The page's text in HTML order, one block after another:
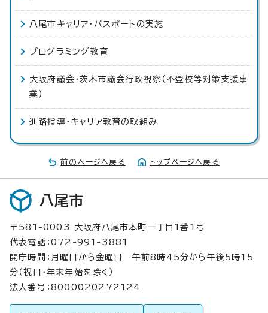
八尾市キャリア・パスポートの実施
プログラミング教育
大阪府議会・茨木市議会行政視察（不登校等対策支援事
業）
進路指導・キャリア教育の取組み
前のページへ戻る トップページへ戻る
八尾市
〒581-0003 大阪府八尾市本町一丁目1番1号
代表電話：072-991-3881
開庁時間：月曜日から金曜日 午前8時45分から午後5時15
分（祝日・年末年始を除く）
法人番号：8000020272124